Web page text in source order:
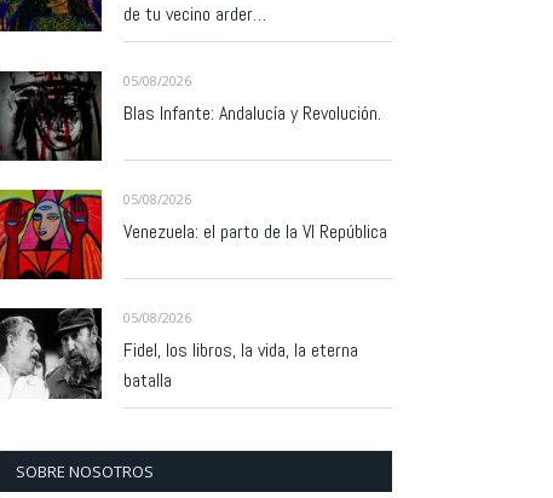
de tu vecino arder…
05/08/2026
Blas Infante: Andalucía y Revolución.
05/08/2026
Venezuela: el parto de la VI República
05/08/2026
Fidel, los libros, la vida, la eterna
batalla
SOBRE NOSOTROS